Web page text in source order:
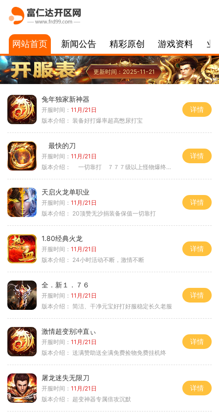
网站首页 新闻公告 精彩原创 游戏资料 业
更新时间：2025-11-21
兔年独家新神器
开服时间： 11月/21日
版本介绍： 装备好打爆率超高憋尿打宝
详情
最快的刀
开服时间： 11月/21日
版本介绍：
一切靠打 ７７７级以上怪物爆终极
详情
天启火龙单职业
开服时间： 11月/21日
版本介绍： 20顶赞无沙捐装备保值一切靠打
详情
1.80经典火龙
开服时间： 11月/21日
版本介绍： 24小时活动不断，激情不断
详情
全．新１．７６
开服时间： 11月/21日
版本介绍： 简洁、干净元宝好打好服稳定长久老服
详情
激情超变别冲直ぃ
开服时间： 11月/21日
版本介绍： 送满赞助送全满免费捡物免费挂机终
详情
屠龙迷失无限刀
开服时间： 11月/21日
版本介绍： 超变神器专属倍攻沉默
详情